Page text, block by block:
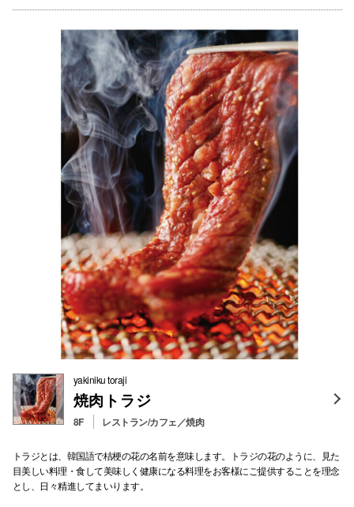
yakiniku toraji
焼肉トラジ
8F レストラン/カフェ／焼肉
トラジとは、韓国語で桔梗の花の名前を意味します。トラジの花のように、見た
目美しい料理・食して美味しく健康になる料理をお客様にご提供することを理念
とし、日々精進してまいります。